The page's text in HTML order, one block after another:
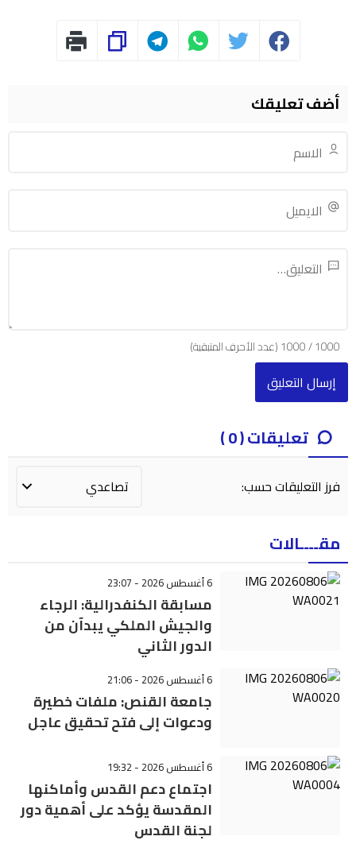
أضف تعليقك
1000
/
1000(عدد الأحرف المتبقية)
تعليقات ( 0 )
فرز التعليقات حسب:
مقــــالات
6 أغسطس 2026 - 23:07
مسابقة الكنفدرالية: الرجاء
والجيش الملكي يبدآن من
الدور الثاني
6 أغسطس 2026 - 21:06
جامعة القنص: ملفات خطيرة
ودعوات إلى فتح تحقيق عاجل
6 أغسطس 2026 - 19:32
اجتماع دعم القدس وأماكنها
المقدسة يؤكد على أهمية دور
لجنة القدس